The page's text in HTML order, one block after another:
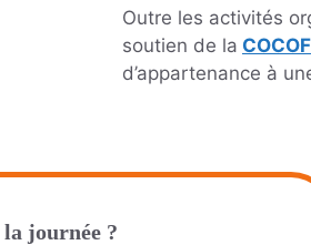
Outre les activités
soutien de la COCOF
d’appartenance à
journée ?